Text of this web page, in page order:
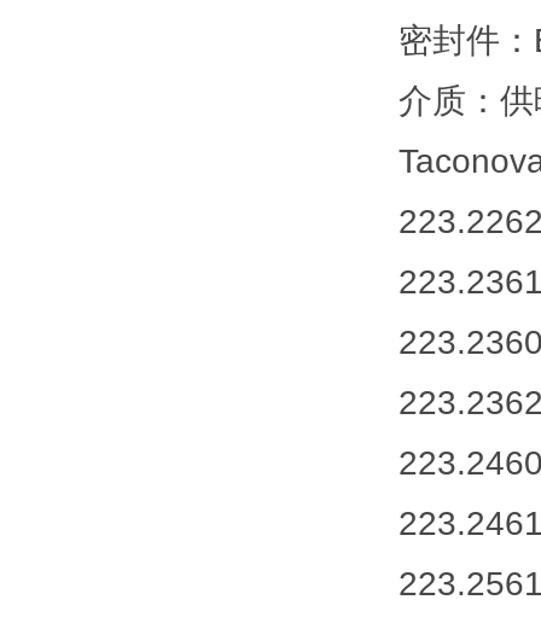
密封件
介质：